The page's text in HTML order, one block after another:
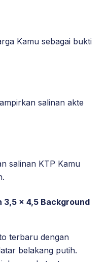
Kamu sebagai bukti
salinan akte
salinan KTP Kamu
3,5 x 4,5 Background
terbaru dengan
belakang putih.